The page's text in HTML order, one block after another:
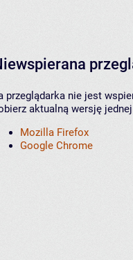
przeglądarka nie jest
aktualną wersję
Mozilla Firefox
Google Chrome